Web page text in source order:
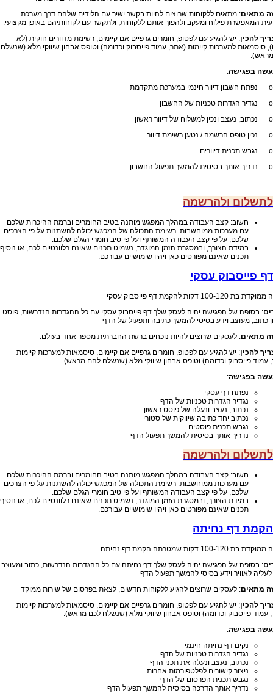
מתאים: מתאים ללקוחות שרוצים להיות בקשר ישיר עם הלידים שלהם דרך מערכת
המאפשרת פילוח ומעקב ולהפוך אותם ללקוחות, ולתקשר עם לקוחותיהם באופן מקצועי.
להכין: יש להגיע עם לפטופ, חומרים גרפיים אם קיימים, רשימת מדוורים חוקית (לא
סיסמאות למערכות קיימות (אתר, עמוד פייסבוק וכדומה) וטופס אבחון שיווקי מלא (שנשלח
בפגישה:
o נפתח חשבון דיוור חינמי במערכת מתקדמת
o נגדיר הגדרות טכניות של החשבון
o נכתוב, נעצב ונכין למשלוח של דיוור ראשון
o נכין טופס הרשמה / נטען רשימת דיוור
o נגבש תכנית דיוורים
o נדריך אותך בסיסית להמשך תפעול החשבון
לתשלום ולהרשמה
חשוב: קצב העבודה במהלך המפגש מותנה בטיב החומרים וברמת ההיכרות שלכם
עם מערכות ממוחשבות. רשימת התכולה של המפגש יכולה להשתנות על פי הצרכים
שלכם, על פי קצב העבודה המשותף ועל פי טיב חומרי הגלם שלכם.
במידת הצורך, ובמסגרת הזמן המוגדר, נשמיט תכנים שאינם רלוונטיים לכם, או נוסיף
תכנים שאינם מפורטים כאן ויהיו שימושיים עבורכם.
דף פייסבוק עסקי
100-120 דקות להקמת דף פייסבוק עסקי
: בסופה של הפגישה יהיה לעסק שלך דף פייסבוק עסקי עם כל ההגדרות הנדרשות, פוסט
כתוב, מעוצב וידע בסיסי להמשך כתיבה ותפעול של הדף
מתאים: לעסקים שרוצים להיות נוכחים ברשת החברתית מספר אחד בעולם.
להכין: יש להגיע עם לפטופ, חומרים גרפיים אם קיימים, סיסמאות למערכות קיימות
עמוד פייסבוק וכדומה) וטופס אבחון שיווקי מלא (שנשלח להם מראש).
בפגישה:
נפתח דף עסקי
נגדיר הגדרות טכניות של הדף
נכתוב, נעצב ונעלה של פוסט ראשון
נכתוב יחד כתיבה שיווקית של סטורי
נגבש תכנית פוסטים
נדריך אותך בסיסית להמשך תפעול הדף
לתשלום ולהרשמה
חשוב: קצב העבודה במהלך המפגש מותנה בטיב החומרים וברמת ההיכרות שלכם
עם מערכות ממוחשבות. רשימת התכולה של המפגש יכולה להשתנות על פי הצרכים
שלכם, על פי קצב העבודה המשותף ועל פי טיב חומרי הגלם שלכם.
במידת הצורך, ובמסגרת הזמן המוגדר, נשמיט תכנים שאינם רלוונטיים לכם, או נוסיף
תכנים שאינם מפורטים כאן ויהיו שימושיים עבורכם.
הקמת דף נחיתה
100-120 דקות שמטרתה הקמת דף נחיתה
: בסופה של הפגישה יהיה לעסק שלך דף נחיתה עם כל ההגדרות הנדרשות, כתוב ומעוצב
לעליה לאוויר וידע בסיסי להמשך תפעול הדף
מתאים: לעסקים שרוצים להגיע ללקוחות חדשים, לצאת בפרסום של שירות ממוקד
להכין: יש להגיע עם לפטופ, חומרים גרפיים אם קיימים, סיסמאות למערכות קיימות
עמוד פייסבוק וכדומה) וטופס אבחון שיווקי מלא (שנשלח לכם מראש).
בפגישה:
נקים דף נחיתה חינמי
נגדיר הגדרות טכניות של הדף
נכתוב, נעצב ונעלה את תכני הדף
ניצור קישורים לפלטפורמות אחרות
נגבש תכנית הפרסום של הדף
נדריך אותך הדרכה בסיסית להמשך תפעול הדף